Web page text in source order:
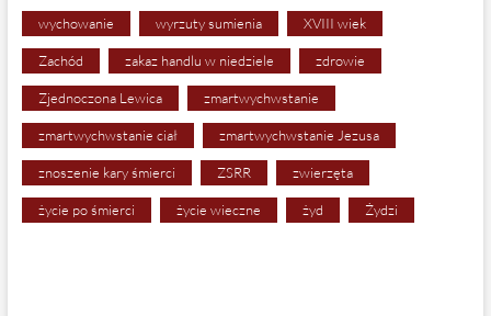
wychowanie wyrzuty sumienia XVIII wiek
Zachód zakaz handlu w niedziele zdrowie
Zjednoczona Lewica zmartwychwstanie
zmartwychwstanie ciał zmartwychwstanie Jezusa
znoszenie kary śmierci ZSRR zwierzęta
życie po śmierci życie wieczne żyd Żydzi